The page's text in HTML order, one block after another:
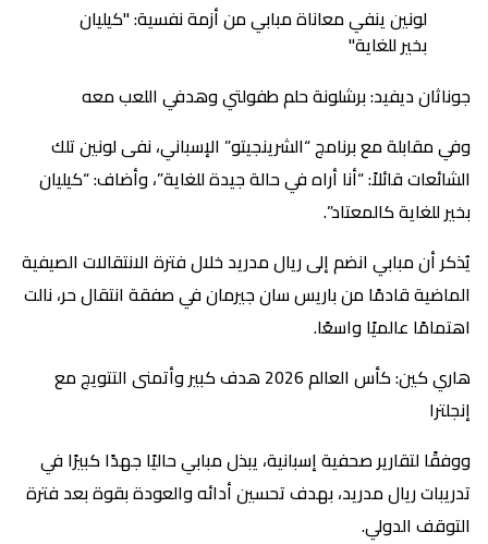
لونين ينفي معاناة مبابي من أزمة نفسية: "كيليان
بخير للغاية"
جوناثان ديفيد: برشلونة حلم طفولتي وهدفي اللعب معه
وفي مقابلة مع برنامج “الشرينجيتو” الإسباني، نفى لونين تلك
الشائعات قائلاً: “أنا أراه في حالة جيدة للغاية”، وأضاف: “كيليان
بخير للغاية كالمعتاد”.
يُذكر أن مبابي انضم إلى ريال مدريد خلال فترة الانتقالات الصيفية
الماضية قادمًا من باريس سان جيرمان في صفقة انتقال حر، نالت
اهتمامًا عالميًا واسعًا.
هاري كين: كأس العالم 2026 هدف كبير وأتمنى التتويج مع
إنجلترا
ووفقًا لتقارير صحفية إسبانية، يبذل مبابي حاليًا جهدًا كبيرًا في
تدريبات ريال مدريد، بهدف تحسين أدائه والعودة بقوة بعد فترة
التوقف الدولي.